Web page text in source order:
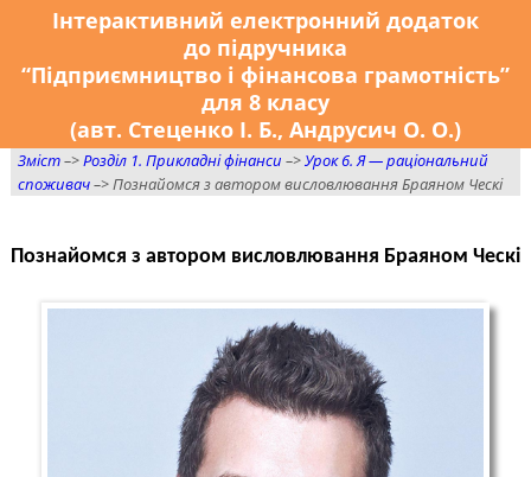
Інтерактивний електронний додаток
до підручника
“Підприємництво і фінансова грамотність”
для 8 класу
(авт. Стеценко І. Б., Андрусич О. О.)
Зміст–>Розділ 1. Прикладні фінанси –>Урок 6. Я — раціональний
споживач–> Познайомся з автором висловлювання Браяном Ческі
Познайомся з автором висловлювання Браяном Ческі